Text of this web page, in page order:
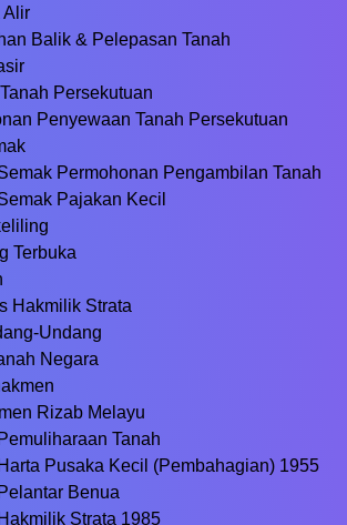
Alir
Balik & Pelepasan Tanah
Persekutuan
Penyewaan Tanah Persekutuan
Permohonan Pengambilan Tanah
Pajakan Kecil
Terbuka
Hakmilik Strata
Undang
Negara
Rizab Melayu
Tanah
Pusaka Kecil (Pembahagian) 1955
Benua
Strata 1985